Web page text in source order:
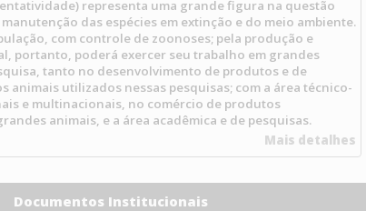
representa uma grande figura na questão
das espécies em extinção e do meio ambiente.
com controle de zoonoses; pela produção e
portanto, poderá exercer seu trabalho em grandes
tanto no desenvolvimento de produtos e de
animais utilizados nessas pesquisas; com a área técnico-
e multinacionais, no comércio de produtos
animais, e a área acadêmica e de pesquisas.
Mais detalhes
Documentos Institucionais